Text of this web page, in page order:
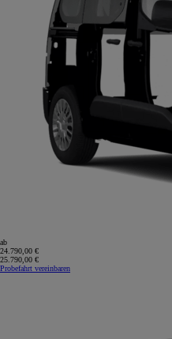
ab
24.790,00 €
25.790,00 €
Probefahrt vereinbaren